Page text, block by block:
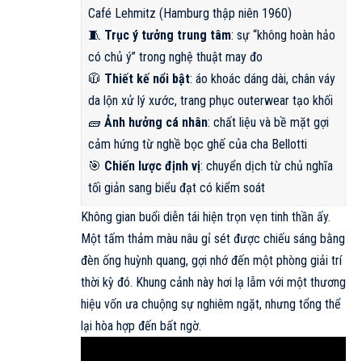
Café Lehmitz (Hamburg thập niên 1960)
🧵 Trục ý tưởng trung tâm: sự “không hoàn hảo
có chủ ý” trong nghệ thuật may đo
🧥 Thiết kế nổi bật: áo khoác dáng dài, chân váy
da lộn xử lý xước, trang phục outerwear tạo khối
🧱 Ảnh hưởng cá nhân: chất liệu và bề mặt gợi
cảm hứng từ nghề bọc ghế của cha Bellotti
🎯 Chiến lược định vị: chuyển dịch từ chủ nghĩa
tối giản sang biểu đạt có kiểm soát
Không gian buổi diễn tái hiện trọn vẹn tinh thần ấy.
Một tấm thảm màu nâu gỉ sét được chiếu sáng bằng
đèn ống huỳnh quang, gợi nhớ đến một phòng giải trí
thời kỳ đó. Khung cảnh này hơi lạ lẫm với một thương
hiệu vốn ưa chuộng sự nghiêm ngặt, nhưng tổng thể
lại hòa hợp đến bất ngờ.